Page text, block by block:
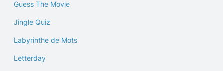
Guess The Movie
Jingle Quiz
Labyrinthe de Mots
Letterday